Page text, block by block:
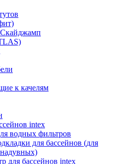
к качелям
intex
водных фильтров
для бассейнов (для
для бассейнов intex